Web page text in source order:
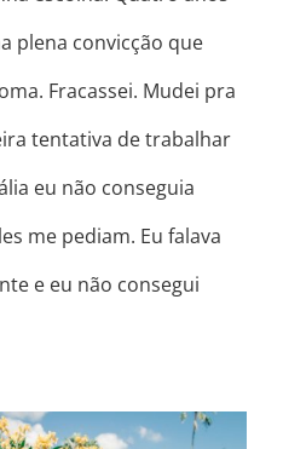
plena convicção que
Fracassei. Mudei pra
tentativa de trabalhar
eu não conseguia
me pediam. Eu falava
e eu não consegui